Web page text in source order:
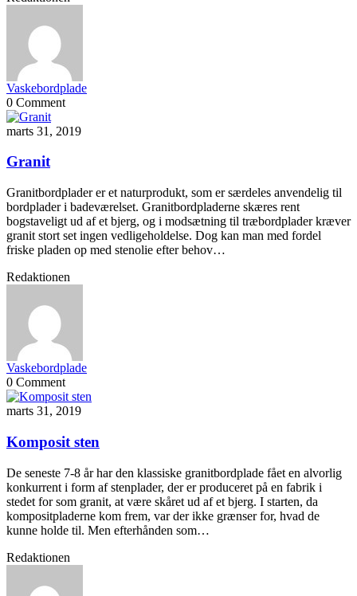
Vaskebordplade
0 Comment
marts 31, 2019
Granit
Granitbordplader er et naturprodukt, som er særdeles anvendelig til
bordplader i badeværelset. Granitbordpladerne skæres rent
bogstaveligt ud af et bjerg, og i modsætning til træbordplader kræver
granit stort set ingen vedligeholdelse. Dog kan man med fordel
friske pladen op med stenolie efter behov…
Redaktionen
Vaskebordplade
0 Comment
marts 31, 2019
Komposit sten
De seneste 7-8 år har den klassiske granitbordplade fået en alvorlig
konkurrent i form af stenplader, der er produceret på en fabrik i
stedet for som granit, at være skåret ud af et bjerg. I starten, da
kompositpladerne kom frem, var der ikke grænser for, hvad de
kunne holde til. Men efterhånden som…
Redaktionen